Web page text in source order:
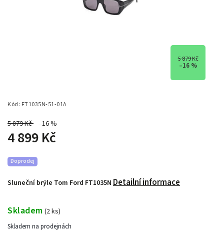
5 879 Kč
–16 %
Kód: FT1035N-51-01A
5 879 Kč –16 %
4 899 Kč
Sluneční brýle Tom Ford FT1035N Detailní informace
Doprodej
Skladem (2 ks)
Skladem na prodejnách